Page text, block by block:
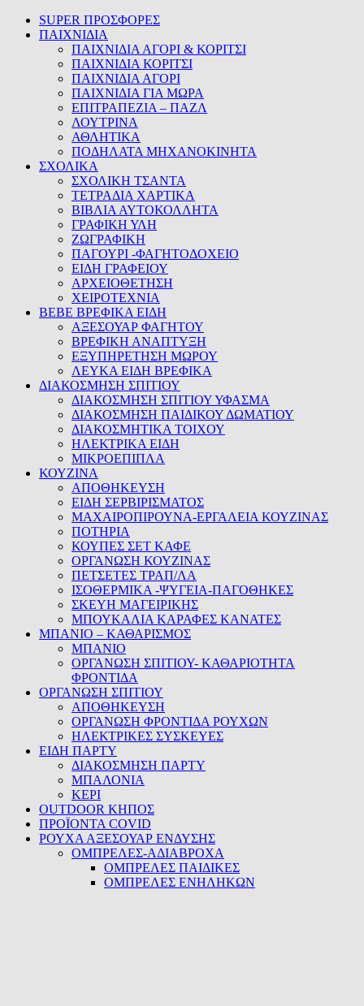
SUPER ΠΡΟΣΦΟΡΕΣ
ΠΑΙΧΝΙΔΙΑ
ΠΑΙΧΝΙΔΙΑ ΑΓΟΡΙ & ΚΟΡΙΤΣΙ
ΠΑΙΧΝΙΔΙΑ ΚΟΡΙΤΣΙ
ΠΑΙΧΝΙΔΙΑ ΑΓΟΡΙ
ΠΑΙΧΝΙΔΙΑ ΓΙΑ ΜΩΡΑ
ΕΠΙΤΡΑΠΕΖΙΑ – ΠΑΖΛ
ΛΟΥΤΡΙΝΑ
ΑΘΛΗΤΙΚΑ
ΠΟΔΗΛΑΤΑ ΜΗΧΑΝΟΚΙΝΗΤΑ
ΣΧΟΛΙΚΑ
ΣΧΟΛΙΚΗ ΤΣΑΝΤΑ
ΤΕΤΡΑΔΙΑ ΧΑΡΤΙΚΑ
ΒΙΒΛΙΑ ΑΥΤΟΚΟΛΛΗΤΑ
ΓΡΑΦΙΚΗ ΥΛΗ
ΖΩΓΡΑΦΙΚΗ
ΠΑΓΟΥΡΙ -ΦΑΓΗΤΟΔΟΧΕΙΟ
ΕΙΔΗ ΓΡΑΦΕΙΟΥ
ΑΡΧΕΙΟΘΕΤΗΣΗ
ΧΕΙΡΟΤΕΧΝΙΑ
BEBE ΒΡΕΦΙΚΑ ΕΙΔΗ
ΑΞΕΣΟΥΑΡ ΦΑΓΗΤΟΥ
ΒΡΕΦΙΚΗ ΑΝΑΠΤΥΞΗ
ΕΞΥΠΗΡΕΤΗΣΗ ΜΩΡΟΥ
ΛΕΥΚΑ ΕΙΔΗ ΒΡΕΦΙΚΑ
ΔΙΑΚΟΣΜΗΣΗ ΣΠΙΤΙΟΥ
ΔΙΑΚΟΣΜΗΣΗ ΣΠΙΤΙΟΥ ΥΦΑΣΜΑ
ΔΙΑΚΟΣΜΗΣΗ ΠΑΙΔΙΚΟΥ ΔΩΜΑΤΙΟΥ
ΔΙΑΚΟΣΜΗΤΙΚΑ ΤΟΙΧΟΥ
ΗΛΕΚΤΡΙΚΑ ΕΙΔΗ
ΜΙΚΡΟΕΠΙΠΛΑ
ΚΟΥΖΙΝΑ
ΑΠΟΘΗΚΕΥΣΗ
ΕΙΔΗ ΣΕΡΒΙΡΙΣΜΑΤΟΣ
ΜΑΧΑΙΡΟΠΙΡΟΥΝΑ-ΕΡΓΑΛΕΙΑ ΚΟΥΖΙΝΑΣ
ΠΟΤΗΡΙΑ
ΚΟΥΠΕΣ ΣΕΤ ΚΑΦΕ
ΟΡΓΑΝΩΣΗ ΚΟΥΖΙΝΑΣ
ΠΕΤΣΕΤΕΣ ΤΡΑΠ/ΛΑ
ΙΣΟΘΕΡΜΙΚΑ -ΨΥΓΕΙΑ-ΠΑΓΟΘΗΚΕΣ
ΣΚΕΥΗ ΜΑΓΕΙΡΙΚΗΣ
ΜΠΟΥΚΑΛΙΑ ΚΑΡΑΦΕΣ ΚΑΝΑΤΕΣ
ΜΠΑΝΙΟ – ΚΑΘΑΡΙΣΜΟΣ
ΜΠΑΝΙΟ
ΟΡΓΑΝΩΣΗ ΣΠΙΤΙΟΥ- ΚΑΘΑΡΙΟΤΗΤΑ
ΦΡΟΝΤΙΔΑ
ΟΡΓΑΝΩΣΗ ΣΠΙΤΙΟΥ
ΑΠΟΘΗΚΕΥΣΗ
ΟΡΓΑΝΩΣΗ ΦΡΟΝΤΙΔΑ ΡΟΥΧΩΝ
ΗΛΕΚΤΡΙΚΕΣ ΣΥΣΚΕΥΕΣ
ΕΙΔΗ ΠΑΡΤΥ
ΔΙΑΚΟΣΜΗΣΗ ΠΑΡΤΥ
ΜΠΑΛΟΝΙΑ
ΚΕΡΙ
OUTDOOR ΚΗΠΟΣ
ΠΡΟΪΟΝΤΑ COVID
ΡΟΥΧΑ ΑΞΕΣΟΥΑΡ ΕΝΔΥΣΗΣ
ΟΜΠΡΕΛΕΣ-ΑΔΙΑΒΡΟΧΑ
ΟΜΠΡΕΛΕΣ ΠΑΙΔΙΚΕΣ
ΟΜΠΡΕΛΕΣ ΕΝΗΛΗΚΩΝ